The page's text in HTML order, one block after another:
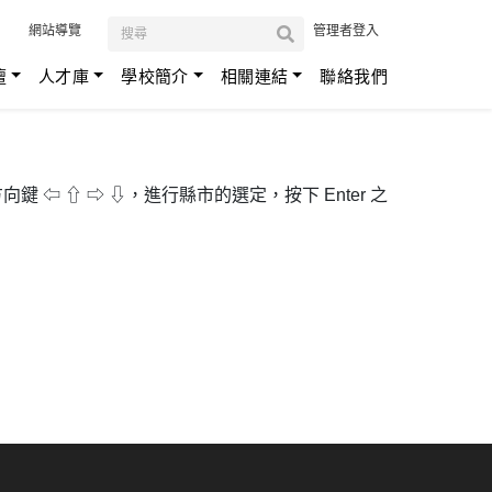
網站導覽 管理者登入
人才庫 學校簡介 相關連結 聯絡我們
向鍵 ⇦ ⇧ ⇨ ⇩，進行縣市的選定，按下 Enter 之